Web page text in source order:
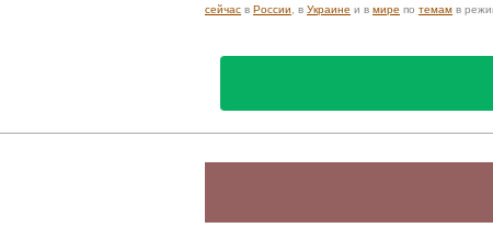
сейчас в России , в Украине и в мире по темам в